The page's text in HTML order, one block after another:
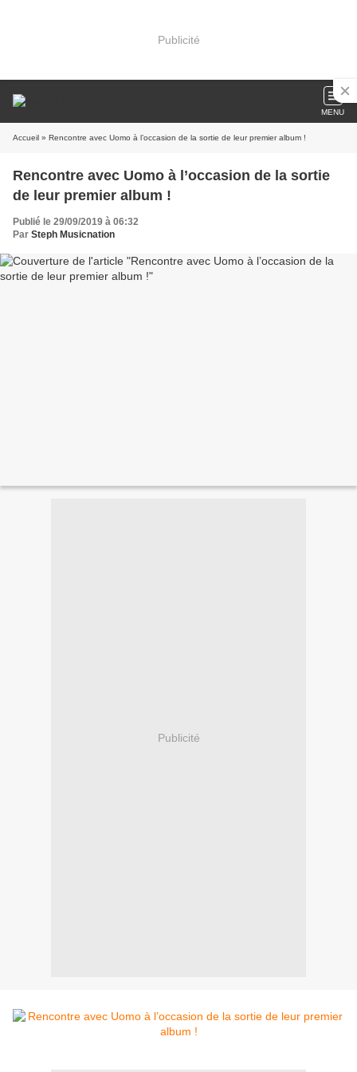
Publicité
MENU
Accueil » Rencontre avec Uomo à l’occasion de la sortie de leur premier album !
Rencontre avec Uomo à l’occasion de la sortie
de leur premier album !
Publié le 29/09/2019 à 06:32
Par Steph Musicnation
Publicité